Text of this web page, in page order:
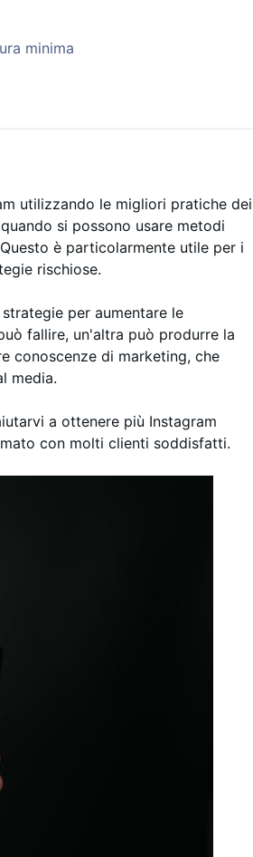
minima
utilizzando le migliori pratiche dei
si possono usare metodi
è particolarmente utile per i
rischiose.
per aumentare le
fallire, un'altra può produrre la
conoscenze di marketing, che
media.
a ottenere più Instagram
con molti clienti soddisfatti.